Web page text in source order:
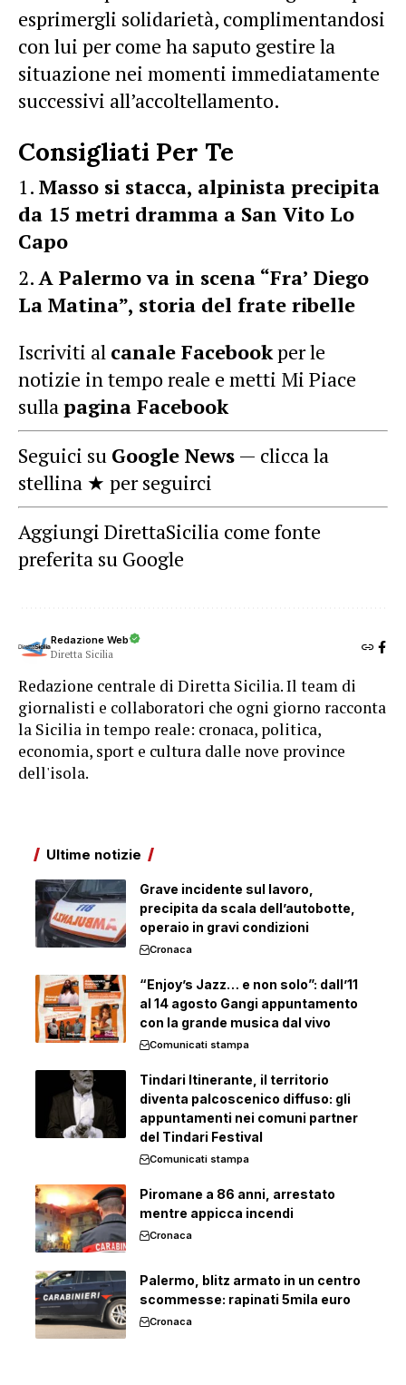
esprimergli solidarietà, complimentandosi
con lui per come ha saputo gestire la
situazione nei momenti immediatamente
successivi all’accoltellamento.
Consigliati Per Te
Masso si stacca, alpinista precipita
da 15 metri dramma a San Vito Lo
Capo
A Palermo va in scena “Fra’ Diego
La Matina”, storia del frate ribelle
Iscriviti al canale Facebookper le
notizie in tempo reale e metti Mi Piace
sullapagina Facebook
Seguici su Google News — clicca la
stellina ★ per seguirci
Aggiungi DirettaSicilia come fonte
preferita su Google
Redazione Web
Diretta Sicilia
Redazione centrale di Diretta Sicilia. Il team di
giornalisti e collaboratori che ogni giorno racconta
la Sicilia in tempo reale: cronaca, politica,
economia, sport e cultura dalle nove province
dell'isola.
Ultime notizie
Grave incidente sul lavoro,
precipita da scala dell’autobotte,
operaio in gravi condizioni
Cronaca
“Enjoy’s Jazz… e non solo”: dall’11
al 14 agosto Gangi appuntamento
con la grande musica dal vivo
Comunicati stampa
Tindari Itinerante, il territorio
diventa palcoscenico diffuso: gli
appuntamenti nei comuni partner
del Tindari Festival
Comunicati stampa
Piromane a 86 anni, arrestato
mentre appicca incendi
Cronaca
Palermo, blitz armato in un centro
scommesse: rapinati 5mila euro
Cronaca